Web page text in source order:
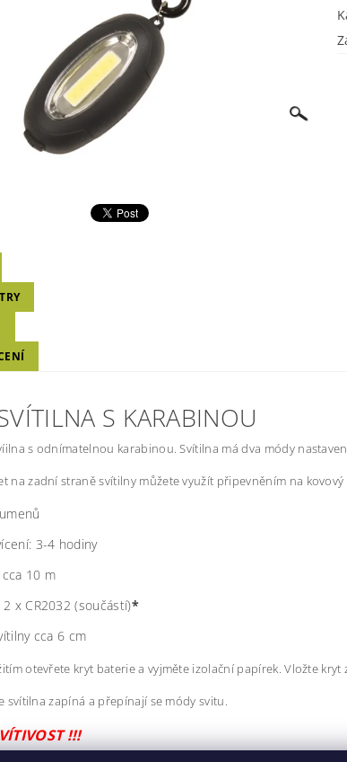
S KARABINOU
s odnímatelnou karabinou. Svítilna má dva módy
na zadní straně svítilny můžete využít připevněním na
: 3-4 hodiny
cca 10 m
2 x CR2032 (součástí)*
cca 6 cm
otevřete kryt baterie a vyjměte izolační papírek. Vložte
svítilna zapíná a přepínají se módy svitu.
!!!